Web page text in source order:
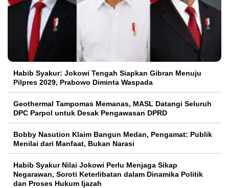
Habib Syakur: Jokowi Tengah Siapkan Gibran Menuju
Pilpres 2029, Prabowo Diminta Waspada
Geothermal Tampomas Memanas, MASL Datangi Seluruh
DPC Parpol untuk Desak Pengawasan DPRD
Bobby Nasution Klaim Bangun Medan, Pengamat: Publik
Menilai dari Manfaat, Bukan Narasi
Habib Syakur Nilai Jokowi Perlu Menjaga Sikap
Negarawan, Soroti Keterlibatan dalam Dinamika Politik
dan Proses Hukum Ijazah